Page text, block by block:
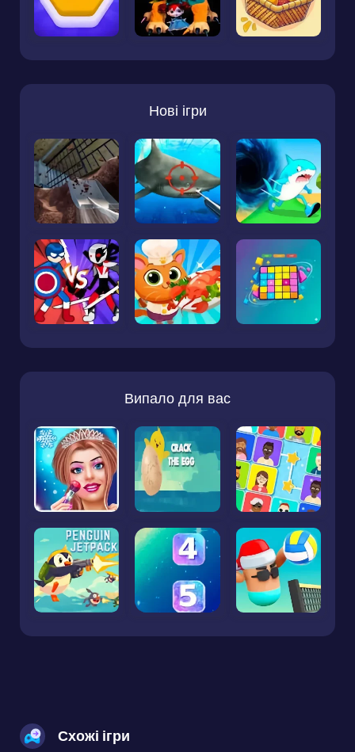
Нові ігри
Випало для вас
Схожі ігри